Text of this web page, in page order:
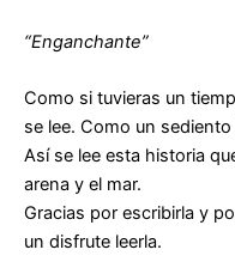
“Enganchante”
Como si tuvieras un
se lee. Como un
Así se lee esta historia
arena y el mar.
Gracias por escribirla y
un disfrute leerla.